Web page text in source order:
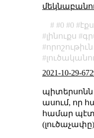
0 0
լինուքս
որոշութիւն
2021-10-29-
պիտերսոնն
ասում, որ
համար
(լուծաչափը)